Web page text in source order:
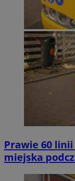
Prawie 60
miejska